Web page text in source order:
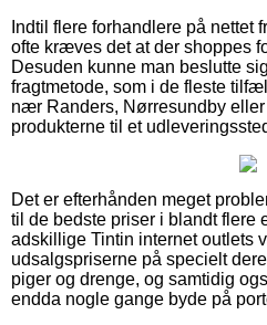
Indtil flere forhandlere på nettet
ofte kræves det at der shoppes
Desuden kunne man beslutte
fragtmetode, som i de fleste
nær Randers, Nørresundby
produkterne til et
Det er efterhånden meget
til de bedste priser i blandt flere
adskillige Tintin internet outlets
udsalgspriserne på specielt
piger og drenge, og samtidig
endda nogle gange byde på